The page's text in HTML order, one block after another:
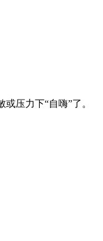
压力下“自嗨”了。